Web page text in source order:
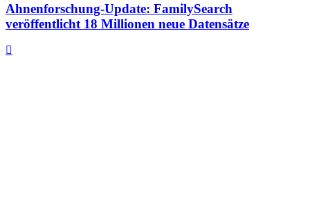
Ahnenforschung-Update: FamilySearch
veröffentlicht 18 Millionen neue Datensätze